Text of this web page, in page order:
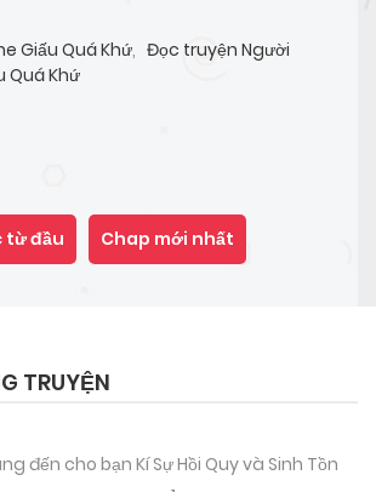
Giấu Quá Khứ, Đọc truyện Người
Quá Khứ
từ đầu Chap mới nhất
TRUYỆN
đến cho bạn Kí Sự Hồi Quy và Sinh Tồn